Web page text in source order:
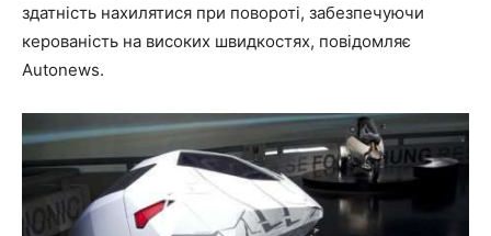
здатність нахилятися при повороті, забезпечуючи
керованість на високих швидкостях, повідомляє
Autonews.